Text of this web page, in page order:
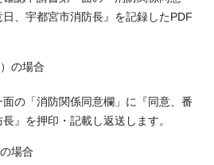
、宇都宮市消防長』を記録したPDF
の場合
の「消防関係同意欄」に『同意、番
』を押印・記載し返送します。
場合